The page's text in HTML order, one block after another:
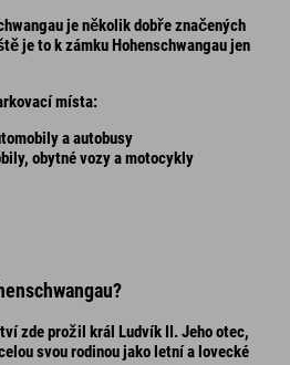
je několik dobře značených
je to k zámku Hohenschwangau jen
místa:
a autobusy
obytné vozy a motocykly
zde prožil král Ludvík II. Jeho otec,
svou rodinou jako letní a lovecké